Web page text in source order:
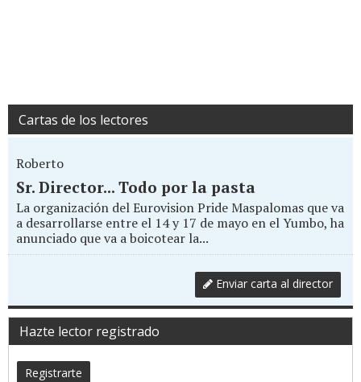
Cartas de los lectores
Roberto
Sr. Director... Todo por la pasta
La organización del Eurovision Pride Maspalomas que va
a desarrollarse entre el 14 y 17 de mayo en el Yumbo, ha
anunciado que va a boicotear la...
Enviar carta al director
Hazte lector registrado
Registrarte